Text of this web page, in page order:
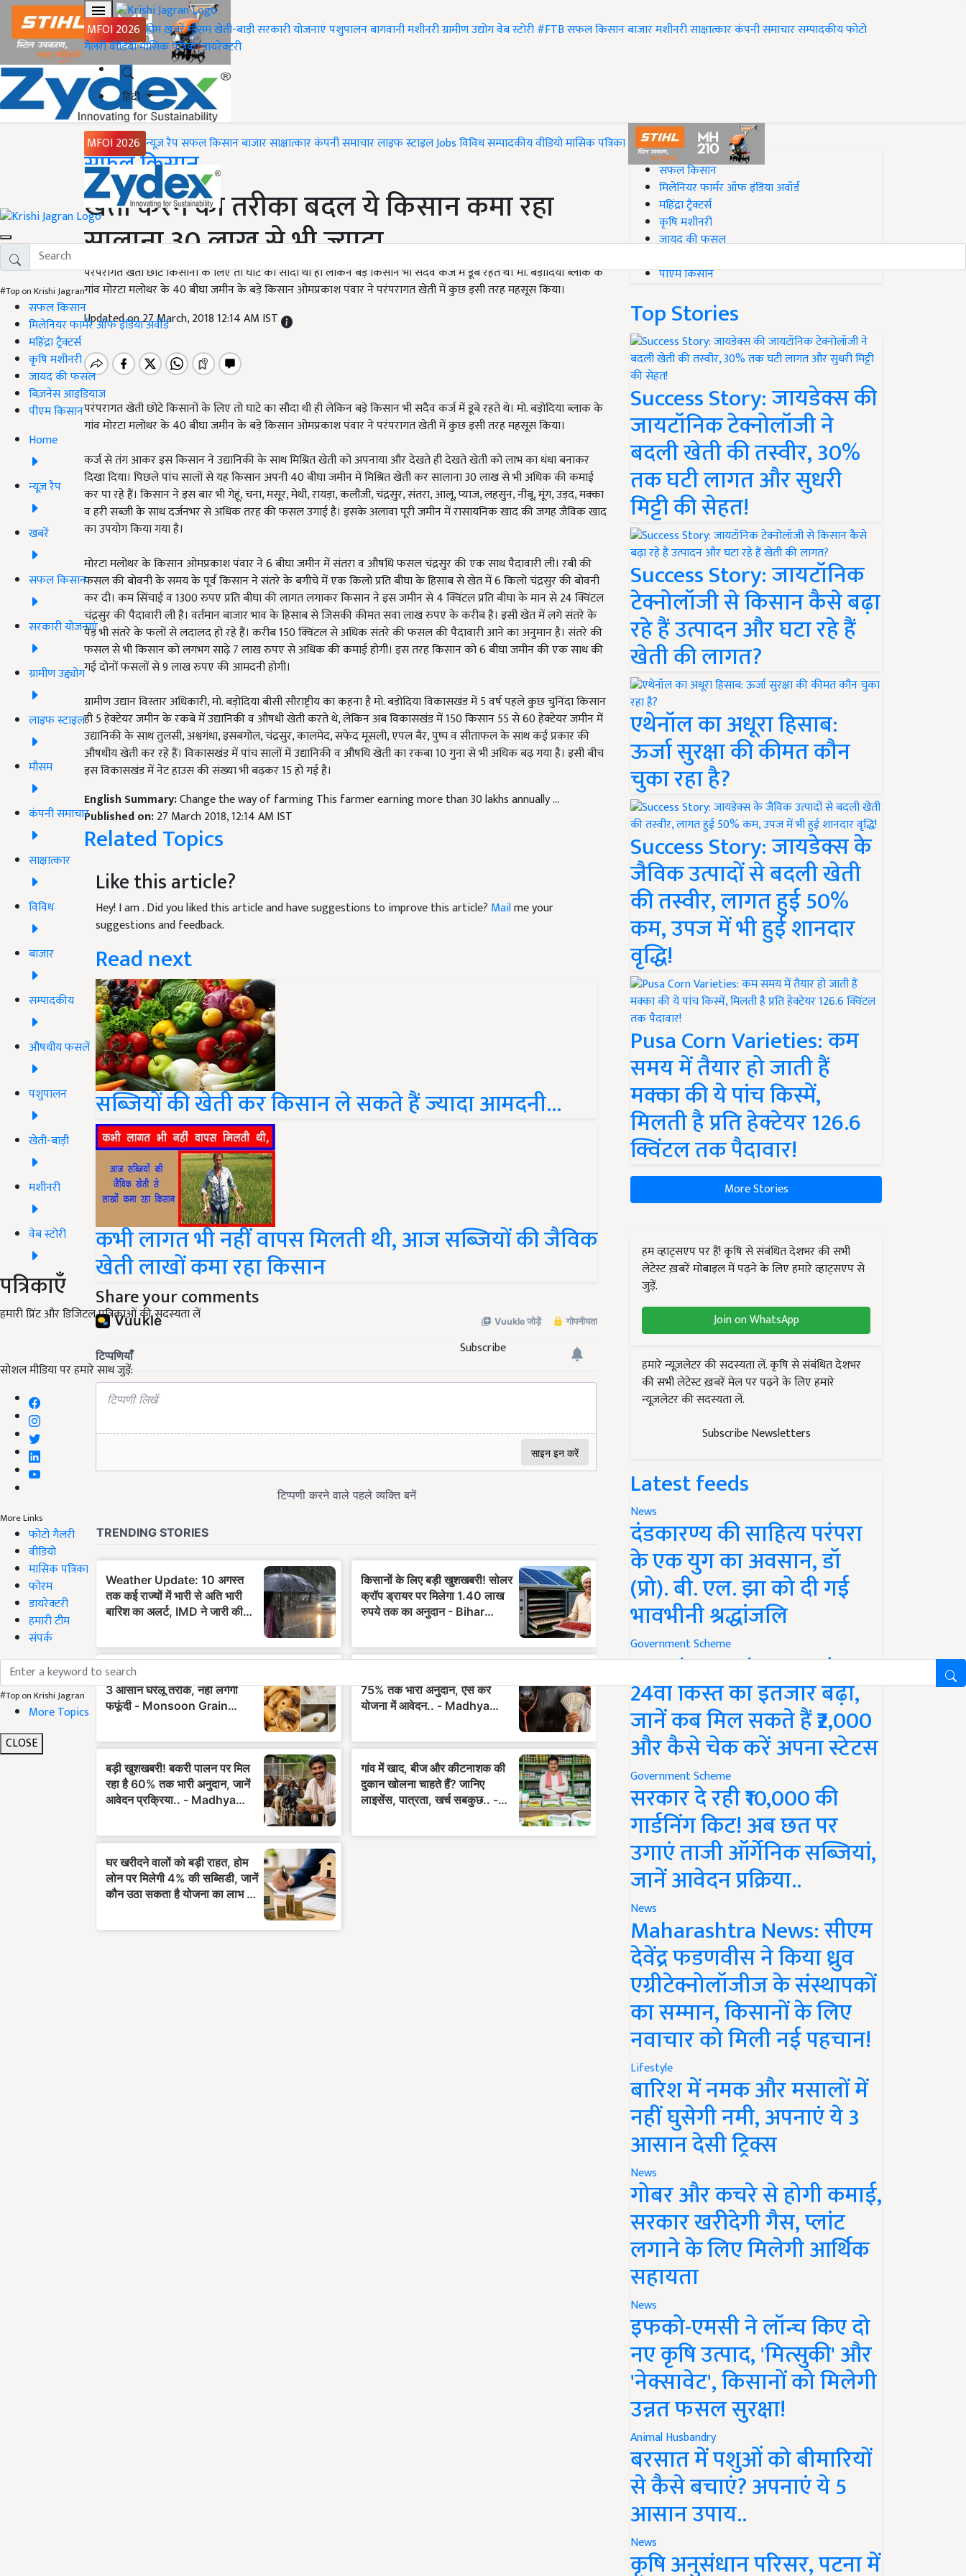
MFOI 2026 होमख़बरेंमौसमखेती-बाड़ीसरकारी योजनाएंपशुपालनबागवानीमशीनरीग्रामीण उद्योगवेब स्टोरी#FTBसफल किसानबाजारमशीनरीसाक्षात्कारकंपनी समाचारसम्पादकीयफोटो
गैलरीवीडियोमासिक पत्रिकाडायरेक्टरी
हिंदी
MFOI 2026 न्यूज़ रैपसफल किसानबाजारसाक्षात्कारकंपनी समाचारलाइफ स्टाइलJobsविविधसम्पादकीयवीडियोमासिक पत्रिका
#Top on Krishi Jagran
सफल किसान
मिलेनियर फार्मर ऑफ इंडिया अवॉर्ड
महिंद्रा ट्रैक्टर्स
कृषि मशीनरी
जायद की फसल
बिज़नेस आइडियाज
पीएम किसान
Home
न्यूज़ रैप
खबरें
सफल किसान
सरकारी योजनाएं
ग्रामीण उद्द्योग
लाइफ स्टाइल
मौसम
कंपनी समाचार
साक्षात्कार
विविध
बाजार
सम्पादकीय
औषधीय फसलें
पशुपालन
खेती-बाड़ी
मशीनरी
वेब स्टोरी
पत्रिकाएँ
हमारी प्रिंट और डिजिटल पत्रिकाओं की सदस्यता लें
Subscribe
सोशल मीडिया पर हमारे साथ जुड़ें:
More Links
फोटो गैलरी
वीडियो
मासिक पत्रिका
फोरम
डायरेक्टरी
हमारी टीम
संपर्क
#Top on Krishi Jagran
More Topics
CLOSE
Home
सफल किसान
खेती करने का तरीका बदल ये किसान कमा रहा
सालाना 30 लाख से भी ज्यादा
परंपरागत खेती छोटे किसानों के लिए तो घाटे का सौदा थी ही लेकिन बड़े किसान भी सदैव कर्ज में डूबे रहते थे। मो. बड़ोदिया ब्लाक के
गांव मोरटा मलोथर के 40 बीघा जमीन के बड़े किसान ओमप्रकाश पंवार ने परंपरागत खेती में कुछ इसी तरह महसूस किया।
Updated on 27 March, 2018 12:14 AM IST
परंपरागत खेती छोटे किसानों के लिए तो घाटे का सौदा थी ही लेकिन बड़े किसान भी सदैव कर्ज में डूबे रहते थे। मो. बड़ोदिया ब्लाक के
गांव मोरटा मलोथर के 40 बीघा जमीन के बड़े किसान ओमप्रकाश पंवार ने परंपरागत खेती में कुछ इसी तरह महसूस किया।
कर्ज से तंग आकर इस किसान ने उद्यानिकी के साथ मिश्रित खेती को अपनाया और देखते ही देखते खेती को लाभ का धंधा बनाकर
दिखा दिया। पिछले पांच सालों से यह किसान अपनी 40 बीघा जमीन में मिश्रित खेती कर सालाना 30 लाख से भी अधिक की कमाई
कर पा रहे हैं। किसान ने इस बार भी गेहूं, चना, मसूर, मेथी, रायड़ा, कलौंजी, चंद्रसुर, संतरा, आलू, प्याज, लहसुन, नीबू, मूंग, उड़द, मक्का
व हरी सब्जी के साथ दर्जनभर से अधिक तरह की फसल उगाई है। इसके अलावा पूरी जमीन में रासायनिक खाद की जगह जैविक खाद
का उपयोग किया गया है।
मोरटा मलोथर के किसान ओमप्रकाश पंवार ने 6 बीघा जमीन में संतरा व औषधि फसल चंद्रसुर की एक साथ पैदावारी ली। रबी की
फसल की बोवनी के समय के पूर्व किसान ने संतरे के बगीचे में एक किलो प्रति बीघा के हिसाब से खेत में 6 किलो चंद्रसुर की बोवनी
कर दी। कम सिंचाई व 1300 रुपए प्रति बीघा की लागत लगाकर किसान ने इस जमीन से 4 क्विंटल प्रति बीघा के मान से 24 क्विंटल
चंद्रसुर की पैदावारी ली है। वर्तमान बाजार भाव के हिसाब से जिसकी कीमत सवा लाख रुपए के करीब है। इसी खेत में लगे संतरे के
पेड़ भी संतरे के फलों से लदालद हो रहे हैं। करीब 150 क्विंटल से अधिक संतरे की फसल की पैदावारी आने का अनुमान है। संतरे की
फसल से भी किसान को लगभग साढ़े 7 लाख रुपए से अधिक की कमाई होगी। इस तरह किसान को 6 बीघा जमीन की एक साथ की
गई दोनों फसलों से 9 लाख रुपए की आमदनी होगी।
ग्रामीण उद्यान विस्तार अधिकारी, मो. बड़ोदिया बीसी सौराष्ट्रीय का कहना है मो. बड़ोदिया विकासखंड में 5 वर्ष पहले कुछ चुनिंदा किसान
ही 5 हेक्टेयर जमीन के रकबे में उद्यानिकी व औषधी खेती करते थे, लेकिन अब विकासखंड में 150 किसान 55 से 60 हेक्टेयर जमीन में
उद्यानिकी के साथ तुलसी, अश्वगंधा, इसबगोल, चंद्रसुर, कालमेद, सफेद मूसली, एपल बैर, पुष्प व सीताफल के साथ कई प्रकार की
औषधीय खेती कर रहे हैं। विकासखंड में पांच सालों में उद्यानिकी व औषधि खेती का रकबा 10 गुना से भी अधिक बढ़ गया है। इसी बीच
इस विकासखंड में नेट हाउस की संख्या भी बढ़कर 15 हो गई है।
English Summary:Change the way of farming This farmer earning more than 30 lakhs annually ...
Published on:27 March 2018, 12:14 AM IST
Related Topics
Like this article?
Hey! I am. Did you liked this article and have suggestions to improve this article? Mailme your
suggestions and feedback.
Read next
सब्जियों की खेती कर किसान ले सकते हैं ज्यादा आमदनी...
कभी लागत भी नहीं वापस मिलती थी, आज सब्जियों की जैविक
खेती लाखों कमा रहा किसान
Share your comments
#Top on Krishi Jagran
सफल किसान
मिलेनियर फार्मर ऑफ इंडिया अवॉर्ड
महिंद्रा ट्रैक्टर्स
कृषि मशीनरी
जायद की फसल
पीएम किसान
Top Stories
Success Story: जायडेक्स की
जायटॉनिक टेक्नोलॉजी ने
बदली खेती की तस्वीर, 30%
तक घटी लागत और सुधरी
मिट्टी की सेहत!
Success Story: जायटॉनिक
टेक्नोलॉजी से किसान कैसे बढ़ा
रहे हैं उत्पादन और घटा रहे हैं
खेती की लागत?
एथेनॉल का अधूरा हिसाब:
ऊर्जा सुरक्षा की कीमत कौन
चुका रहा है?
Success Story: जायडेक्स के
जैविक उत्पादों से बदली खेती
की तस्वीर, लागत हुई 50%
कम, उपज में भी हुई शानदार
वृद्धि!
Pusa Corn Varieties: कम
समय में तैयार हो जाती हैं
मक्का की ये पांच किस्में,
मिलती है प्रति हेक्टेयर 126.6
क्विंटल तक पैदावार!
More Stories
हम व्हाट्सएप पर हैं! कृषि से संबंधित देशभर की सभी
लेटेस्ट ख़बरें मोबाइल में पढ़ने के लिए हमारे व्हाट्सएप से
जुड़ें.
Join on WhatsApp
हमारे न्यूज़लेटर की सदस्यता लें. कृषि से संबंधित देशभर
की सभी लेटेस्ट ख़बरें मेल पर पढ़ने के लिए हमारे
न्यूज़लेटर की सदस्यता लें.
Subscribe Newsletters
Latest feeds
News
दंडकारण्य की साहित्य परंपरा
के एक युग का अवसान, डॉ
(प्रो). बी. एल. झा को दी गई
भावभीनी श्रद्धांजलि
Government Scheme
PM Kisan Yojana Update:
24वीं किस्त का इंतजार बढ़ा,
जानें कब मिल सकते हैं ₹2,000
और कैसे चेक करें अपना स्टेटस
Government Scheme
सरकार दे रही ₹10,000 की
गार्डनिंग किट! अब छत पर
उगाएं ताजी ऑर्गेनिक सब्जियां,
जानें आवेदन प्रक्रिया..
News
Maharashtra News: सीएम
देवेंद्र फडणवीस ने किया ध्रुव
एग्रीटेक्नोलॉजीज के संस्थापकों
का सम्मान, किसानों के लिए
नवाचार को मिली नई पहचान!
Lifestyle
बारिश में नमक और मसालों में
नहीं घुसेगी नमी, अपनाएं ये 3
आसान देसी ट्रिक्स
News
गोबर और कचरे से होगी कमाई,
सरकार खरीदेगी गैस, प्लांट
लगाने के लिए मिलेगी आर्थिक
सहायता
News
इफको-एमसी ने लॉन्च किए दो
नए कृषि उत्पाद, 'मित्सुकी' और
'नेक्सावेट', किसानों को मिलेगी
उन्नत फसल सुरक्षा!
Animal Husbandry
बरसात में पशुओं को बीमारियों
से कैसे बचाएं? अपनाएं ये 5
आसान उपाय..
News
कृषि अनुसंधान परिसर, पटना में